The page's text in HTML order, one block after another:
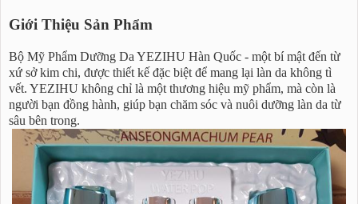
Giới Thiệu Sản Phẩm
Bộ Mỹ Phẩm Dưỡng Da YEZIHU Hàn Quốc - một bí mật đến từ
xứ sở kim chi, được thiết kế đặc biệt để mang lại làn da không tì
vết. YEZIHU không chỉ là một thương hiệu mỹ phẩm, mà còn là
người bạn đồng hành, giúp bạn chăm sóc và nuôi dưỡng làn da từ
sâu bên trong.